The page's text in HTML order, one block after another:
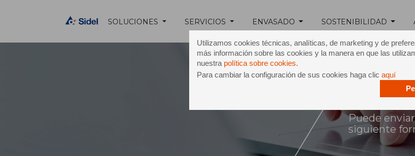
Utilizamos cookies técnicas, analíticas, de marketing y de
más información sobre las cookies y la manera en que las
nuestra política sobre cookies.
Para cambiar la configuración de sus cookies haga clic aquí
SOLUCIONES SERVICIOS ENVASADO SOSTENIBILIDAD
Puede
siguiente